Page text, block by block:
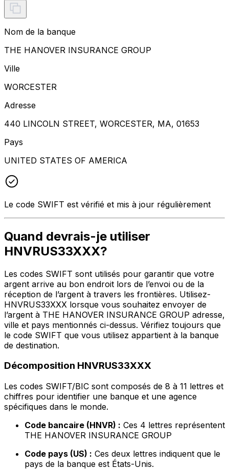
Nom de la banque
THE HANOVER INSURANCE GROUP
Ville
WORCESTER
Adresse
440 LINCOLN STREET, WORCESTER, MA, 01653
Pays
UNITED STATES OF AMERICA
Le code SWIFT est vérifié et mis à jour régulièrement
Quand devrais-je utiliser
HNVRUS33XXX?
Les codes SWIFT sont utilisés pour garantir que votre
argent arrive au bon endroit lors de l’envoi ou de la
réception de l’argent à travers les frontières. Utilisez-
HNVRUS33XXX lorsque vous souhaitez envoyer de
l’argent à THE HANOVER INSURANCE GROUP adresse,
ville et pays mentionnés ci-dessus. Vérifiez toujours que
le code SWIFT que vous utilisez appartient à la banque
de destination.
Décomposition HNVRUS33XXX
Les codes SWIFT/BIC sont composés de 8 à 11 lettres et
chiffres pour identifier une banque et une agence
spécifiques dans le monde.
Code bancaire (HNVR) : Ces 4 lettres représentent
THE HANOVER INSURANCE GROUP
Code pays (US) : Ces deux lettres indiquent que le
pays de la banque est États-Unis.